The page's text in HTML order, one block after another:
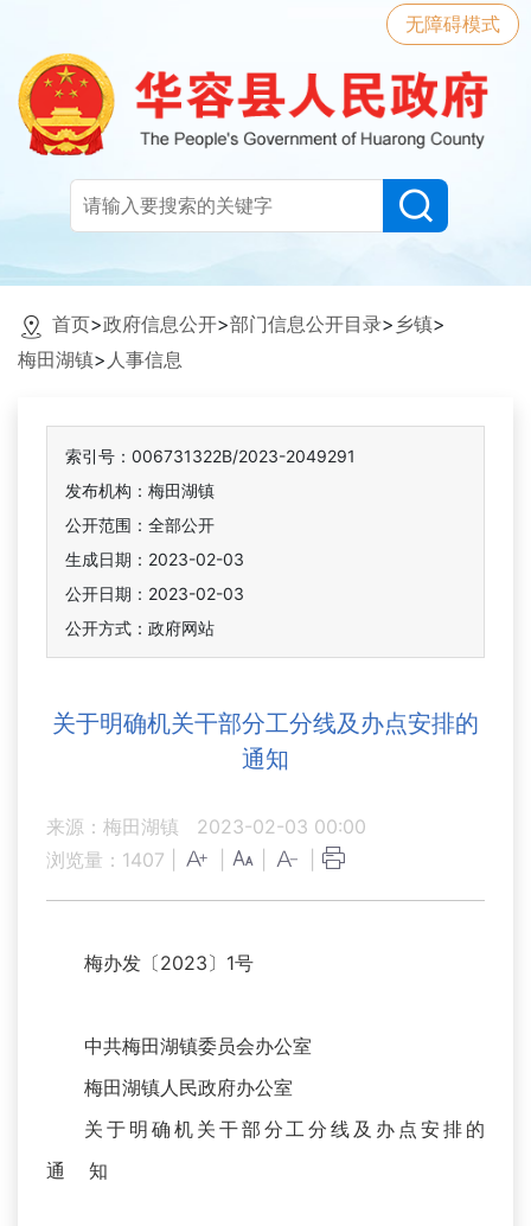
无障碍模式
首页>政府信息公开>部门信息公开目录> 乡镇>
梅田湖镇> 人事信息
索引号：006731322B/2023-2049291
发布机构：梅田湖镇
公开范围：全部公开
生成日期：2023-02-03
公开日期：2023-02-03
公开方式：政府网站
关于明确机关干部分工分线及办点安排的
通知
来源：梅田湖镇
2023-02-03 00:00
浏览量： 1407
梅办发〔2023〕1号
中共梅田湖镇委员会办公室
梅田湖镇人民政府办公室
关于明确机关干部分工分线及办点安排的
通 知